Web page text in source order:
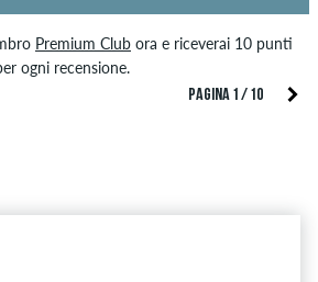
PAGINA 1 / 10
Premium Clubora e riceverai 10 punti
ogni recensione.